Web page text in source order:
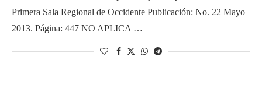
Primera Sala Regional de Occidente Publicación: No. 22 Mayo
2013. Página: 447 NO APLICA …